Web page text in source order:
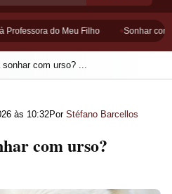
do Meu Filho Sonhar com
com urso? ...
às 10:32Por Stéfano Barcellos
com urso?